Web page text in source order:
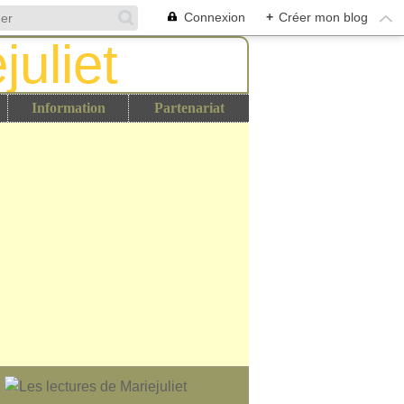
Connexion + Créer mon blog
Information Partenariat